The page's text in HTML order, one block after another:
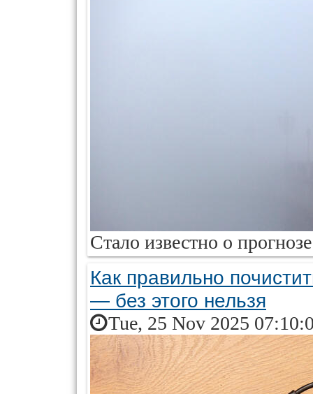
Стало известно о
Как правильно
— без этого нельзя
Tue, 25 Nov 2025